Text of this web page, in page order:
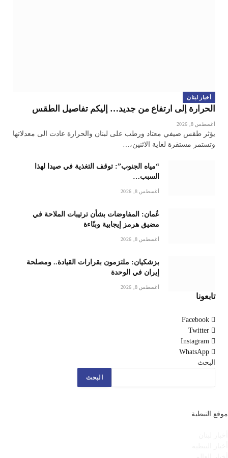
أخبار لبنان
الحرارة إلى ارتفاع من جديد… إليكم تفاصيل الطقس
أغسطس 8, 2026
يؤثر طقس صيفي معتاد ورطب على لبنان والحرارة عادت الى معدلاتها
وتستمر مستقرة لغاية الاثنين،…
“مياه الجنوب”: توقف التغذية في صيدا لهذا
السبب…
أغسطس 8, 2026
عُمان: المفاوضات بشأن ترتيبات الملاحة في
مضيق هرمز إيجابية وبنّاءة
أغسطس 8, 2026
بزشكيان: ملتزمون بقرارات القيادة.. ومصلحة
إيران في الوحدة
أغسطس 8, 2026
تابعونا
Facebook
Twitter
Instagram
WhatsApp
البحث
البحث
موقع النبطية